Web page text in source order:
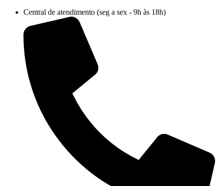
conteúdo
Central de atendimento (seg a sex - 9h às 18h)